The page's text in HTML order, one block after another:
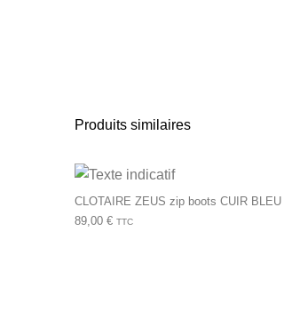
Produits similaires
CLOTAIRE ZEUS zip boots CUIR BLEU
89,00 € TTC